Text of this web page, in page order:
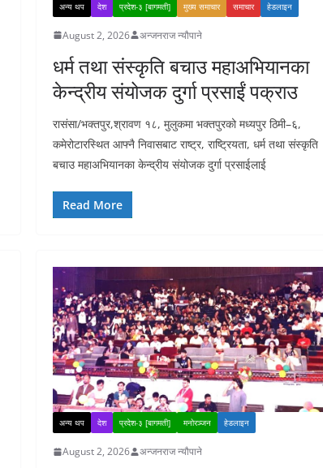
अन्य थप देश प्रदेश-३ [बागमती] मुख्य समाचार समाचार हेडलाइन
August 2, 2026 अन्जनराज न्यौपाने
धर्म तथा संस्कृति बचाउ महाअभियानका
केन्द्रीय संयोजक दुर्गा प्रसाईं पक्राउ
रासंसा/भक्तपुर,श्रावण १८, मुलुकमा भक्तपुरको मध्यपुर ठिमी–६,
कमेरोटारस्थित आफ्नै निवासबाट राष्ट्र, राष्ट्रियता, धर्म तथा संस्कृति
बचाउ महाअभियानका केन्द्रीय संयोजक दुर्गा प्रसाईलाई
Read More
अन्य थप देश प्रदेश-३ [बागमती] मनोरञ्जन हेडलाइन
August 2, 2026 अन्जनराज न्यौपाने